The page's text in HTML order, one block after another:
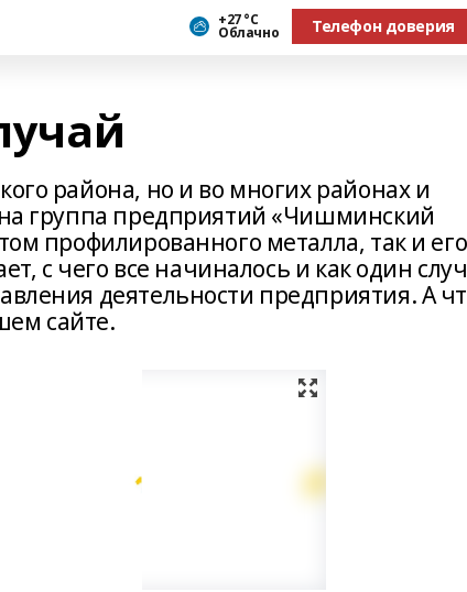
+27 °С
Облачно Телефон доверия
района, но и во многих районах и
группа предприятий «Чишминский
профилированного металла, так и его
с чего все начиналось и как один
деятельности предприятия. А
сайте.